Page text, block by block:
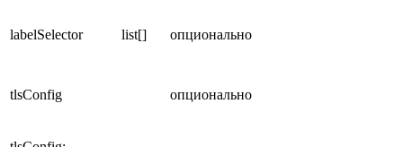
labelSelector list[] опционально
tlsConfig опционально